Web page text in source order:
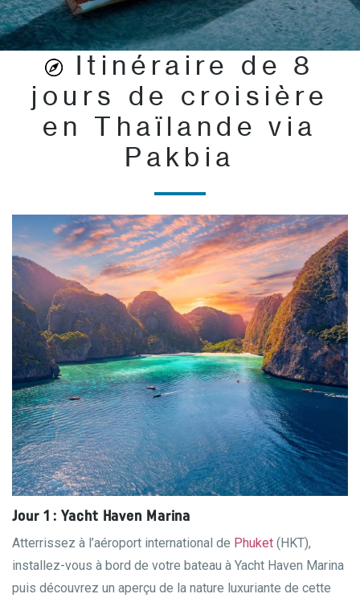
Itinéraire de 8
jours de croisière
en Thaïlande via
Pakbia
Jour 1 : Yacht Haven Marina
Atterrissez à l’aéroport international de Phuket (HKT),
installez-vous à bord de votre bateau à Yacht Haven Marina
puis découvrez un aperçu de la nature luxuriante de cette